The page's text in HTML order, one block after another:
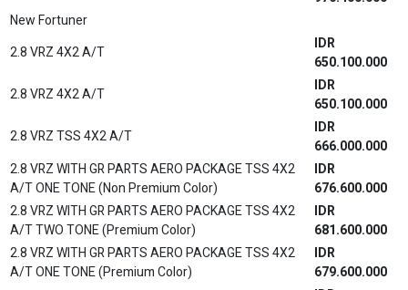
2.8 VRZ 4X2 A/T NON RSE
2.8 VRZ TSS 4X2 A/T NON RSE
IDR
660.300.000
2.8 VRZ WITH GR PARTS AERO PACKAGE TSS 4X2
IDR
670.800.000
2.8 VRZ 4X4 A/T NON RSE
IDR
750.700.000
2.8 VRZ 4X4 A/T GR-SPORT TSS NON RSE
IDR
780.400.000
New Hilux D Cab
2.4 E (4X4) DSL M/T
IDR
454.600.000